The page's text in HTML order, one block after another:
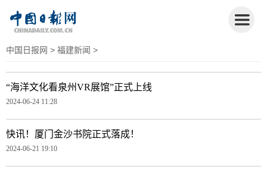
中国日报网 > 福建新闻 >
​“海洋文化看泉州VR展馆”正式上线
2024-06-24 11:28
快讯！厦门金沙书院正式落成！
2024-06-21 19:10